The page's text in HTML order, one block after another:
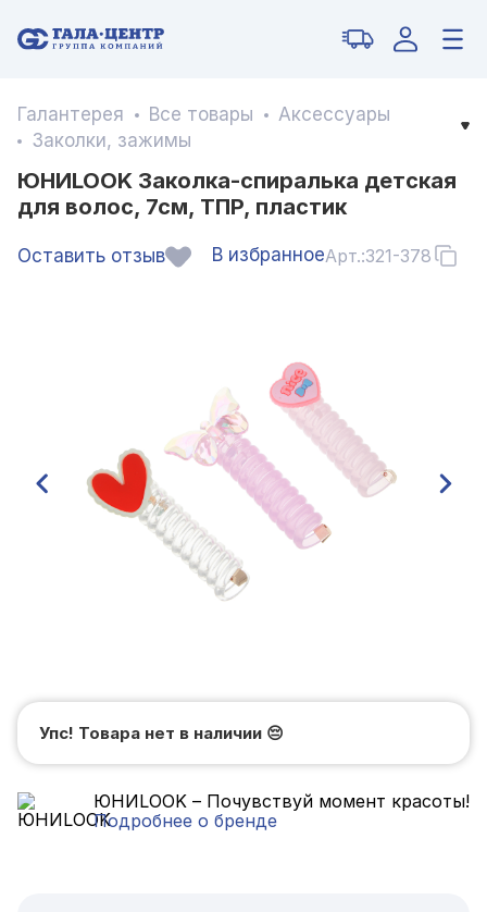
Галантерея Все товары
Аксессуары
Заколки, зажимы
ЮНИLOOK Заколка-спиралька детская
для волос, 7см, ТПР, пластик
Оставить отзыв В избранноеАрт.:321-378
Упс! Товара нет в наличии 😔
ЮНИLOOK – Почувствуй момент красоты!
Подробнее о бренде